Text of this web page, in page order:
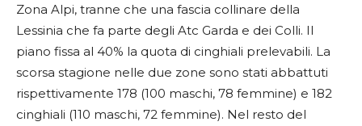
Zona Alpi, tranne che una fascia collinare della
Lessinia che fa parte degli Atc Garda e dei Colli. Il
piano fissa al 40% la quota di cinghiali prelevabili. La
scorsa stagione nelle due zone sono stati abbattuti
rispettivamente 178 (100 maschi, 78 femmine) e 182
cinghiali (110 maschi, 72 femmine). Nel resto del